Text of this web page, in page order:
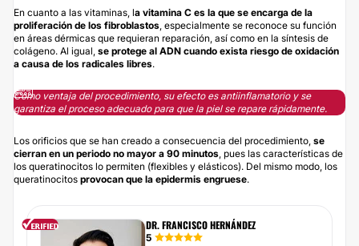
En cuanto a las vitaminas, la vitamina C es la que se encarga de la
proliferación de los fibroblastos , especialmente se reconoce su función
en áreas dérmicas que requieran reparación, así como en la síntesis de
colágeno. Al igual, se protege al ADN cuando exista riesgo de oxidación
a causa de los radicales libres.
Como ventaja del procedimiento, su efecto es antiinflamatorio y se
garantiza el proceso adecuado para que la piel se repare rápidamente.
Los orificios que se han creado a consecuencia del procedimiento, se
cierran en un periodo no mayor a 90 minutos , pues las características de
los queratinocitos lo permiten (flexibles y elásticos). Del mismo modo, los
queratinocitos provocan que la epidermis engruese.
DR. FRANCISCO HERNÁNDEZ
5